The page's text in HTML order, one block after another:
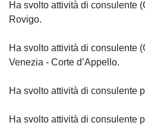
Ha svolto attività di consulente
Rovigo.
Ha svolto attività di consulente
Venezia - Corte d’Appello.
Ha svolto attività di consulente
Ha svolto attività di consulente